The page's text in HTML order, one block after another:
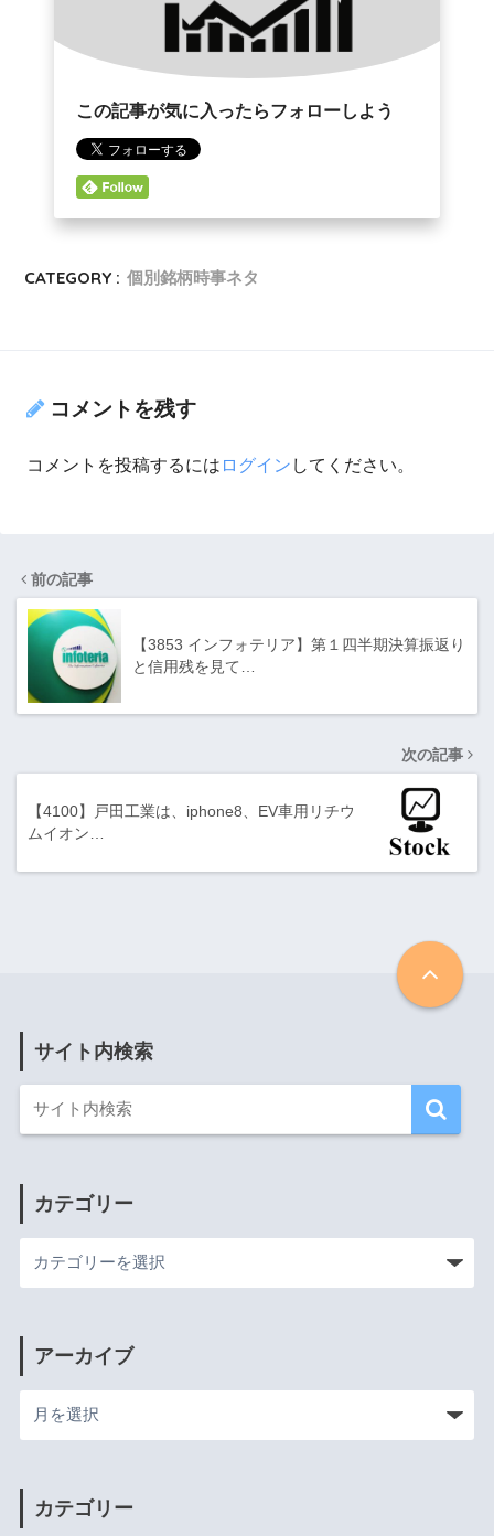
この記事が気に入ったらフォローしよう
CATEGORY : 個別銘柄時事ネタ
コメントを残す
コメントを投稿するには ログイン してください。
前の記事
【3853 インフォテリア】第１四半期決算振返り
と信用残を見て…
次の記事
【4100】戸田工業は、iphone8、EV車用リチウ
ムイオン…
サイト内検索
カテゴリー
アーカイブ
カテゴリー